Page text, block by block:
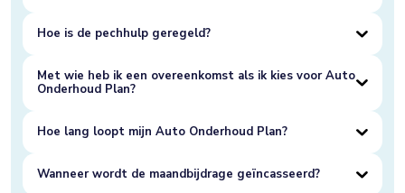
Hoe is de pechhulp geregeld?
Met wie heb ik een overeenkomst als ik kies voor Auto
Onderhoud Plan?
Hoe lang loopt mijn Auto Onderhoud Plan?
Wanneer wordt de maandbijdrage geïncasseerd?